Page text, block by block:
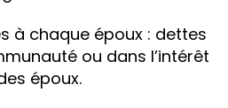
à chaque époux : dettes
ou dans l’intérêt
époux.